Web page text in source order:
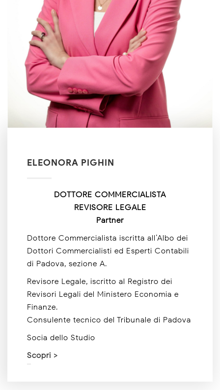
ELEONORA PIGHIN
DOTTORE COMMERCIALISTA
REVISORE LEGALE
Partner
Dottore Commercialista iscritta all’Albo dei
Dottori Commercialisti ed Esperti Contabili
di Padova, sezione A.
Revisore Legale, iscritto al Registro dei
Revisori Legali del Ministero Economia e
Finanze.
Consulente tecnico del Tribunale di Padova
Socia dello Studio
Scopri >